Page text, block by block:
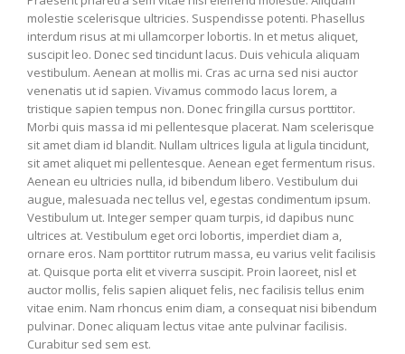
molestie scelerisque ultricies. Suspendisse potenti. Phasellus
interdum risus at mi ullamcorper lobortis. In et metus aliquet,
suscipit leo. Donec sed tincidunt lacus. Duis vehicula aliquam
vestibulum. Aenean at mollis mi. Cras ac urna sed nisi auctor
venenatis ut id sapien. Vivamus commodo lacus lorem, a
tristique sapien tempus non. Donec fringilla cursus porttitor.
Morbi quis massa id mi pellentesque placerat. Nam scelerisque
sit amet diam id blandit. Nullam ultrices ligula at ligula tincidunt,
sit amet aliquet mi pellentesque. Aenean eget fermentum risus.
Aenean eu ultricies nulla, id bibendum libero. Vestibulum dui
augue, malesuada nec tellus vel, egestas condimentum ipsum.
Vestibulum ut. Integer semper quam turpis, id dapibus nunc
ultrices at. Vestibulum eget orci lobortis, imperdiet diam a,
ornare eros. Nam porttitor rutrum massa, eu varius velit facilisis
at. Quisque porta elit et viverra suscipit. Proin laoreet, nisl et
auctor mollis, felis sapien aliquet felis, nec facilisis tellus enim
vitae enim. Nam rhoncus enim diam, a consequat nisi bibendum
pulvinar. Donec aliquam lectus vitae ante pulvinar facilisis.
Curabitur sed sem est.